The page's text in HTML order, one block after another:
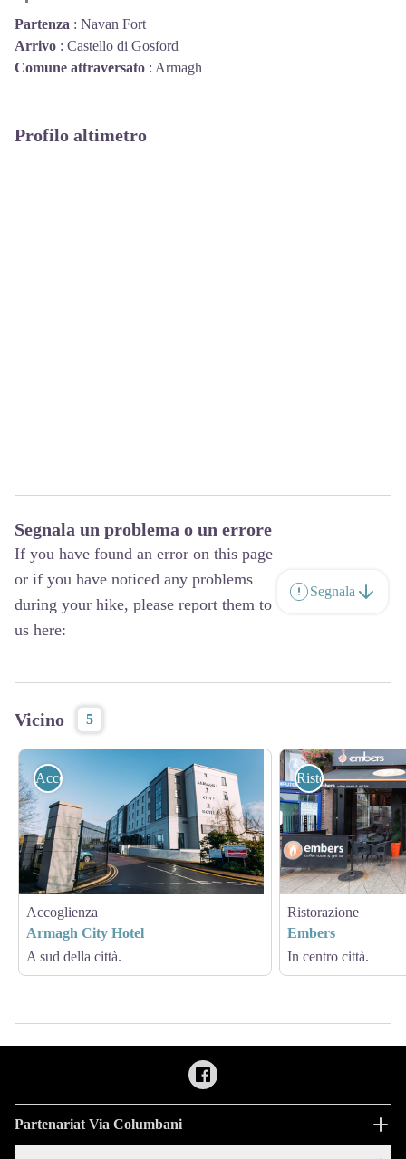
Partenza : Navan Fort
Arrivo : Castello di Gosford
Comune attraversato : Armagh
Profilo altimetro
Segnala un problema o un errore
If you have found an error on this page
or if you have noticed any problems
during your hike, please report them to
us here:
Segnala
Vicino 5
Accoglienza
Accoglienza
Armagh City Hotel
A sud della città.
Ristorazione
Ristorazione
Embers
In centro città.
Partenariat Via Columbani